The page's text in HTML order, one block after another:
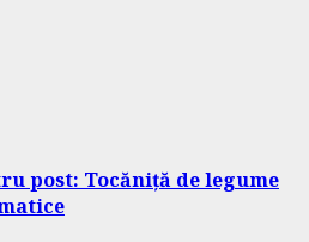
post: Tocăniță de legume